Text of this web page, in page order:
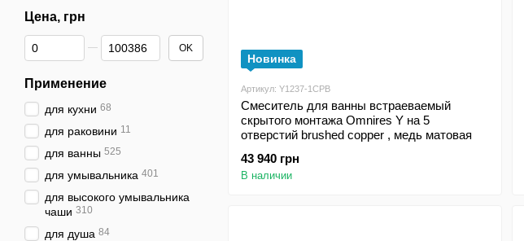
Новинка
Артикул: Y1237-1CPB
Смеситель для ванны встраеваемый
скрытого монтажа Omnires Y на 5
отверстий brushed copper , медь матовая
43 940 грн
В наличии
Цена, грн
От Цена, грн
До Цена, грн OK
Применение
для кухни 68
для раковини 11
для ванны 525
для умывальника 401
для высокого умывальника
чаши 310
для душа 84